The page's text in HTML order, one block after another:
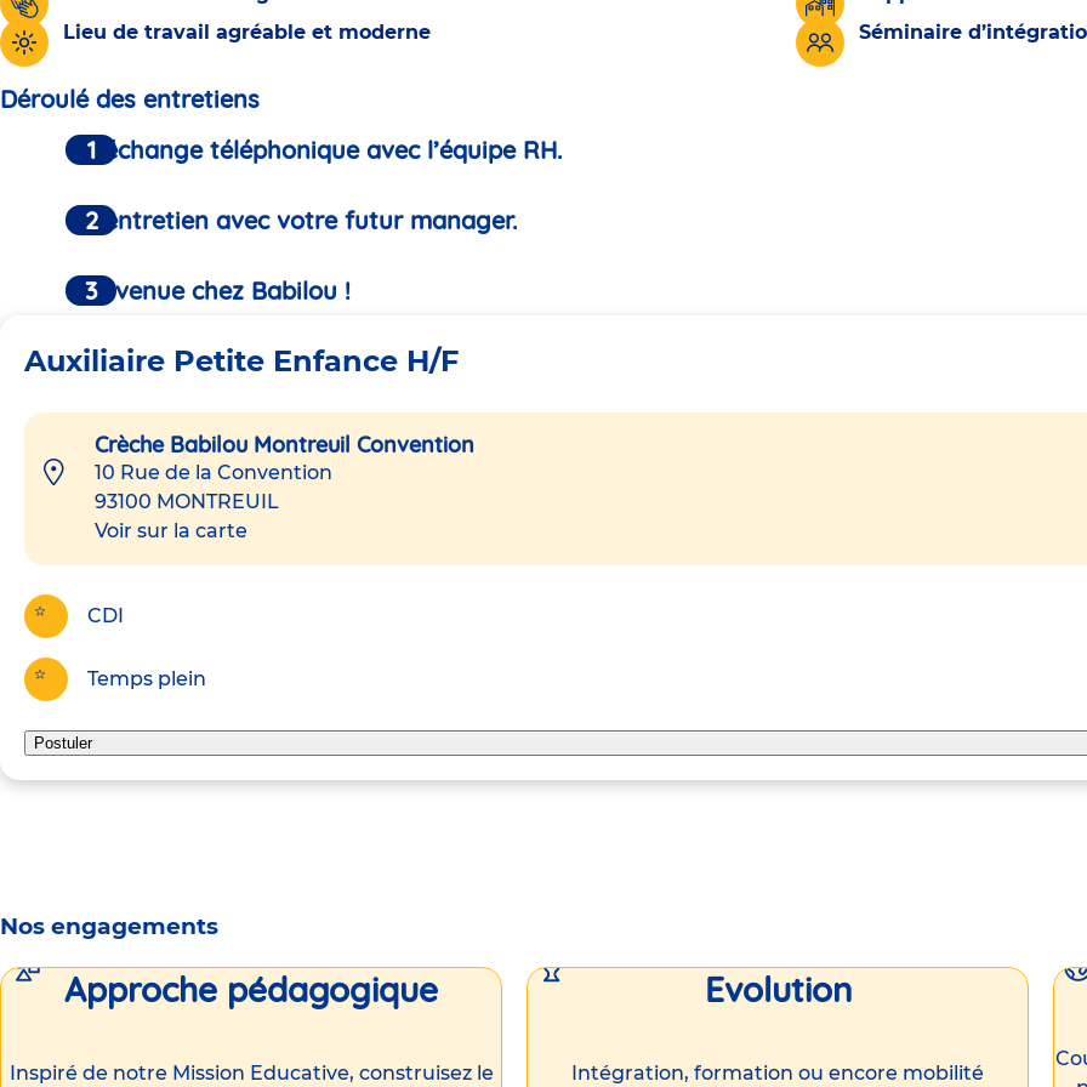
Lieu de travail agréable et moderne
Séminaire
Déroulé des entretiens
Un échange téléphonique avec l’équipe RH.
Un entretien avec votre futur manager.
Bienvenue chez Babilou !
Auxiliaire Petite Enfance H/F
Crèche Babilou Montreuil Convention
10 Rue de la Convention
93100 MONTREUIL
Voir sur la carte
CDI
Temps plein
Postuler
Nos engagements
Approche pédagogique
Inspiré de notre Mission Educative, construisez le
Evolution
Intégration, formation ou encore mobilité